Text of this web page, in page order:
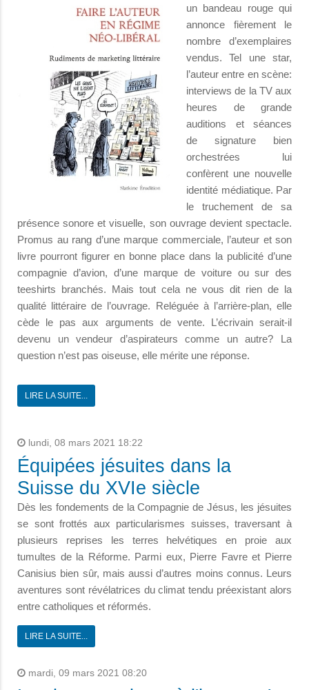
un bandeau rouge qui
annonce fièrement le
nombre d’exemplaires
vendus. Tel une star,
l’auteur entre en scène:
interviews de la TV aux
heures de grande
auditions et séances
de signature bien
orchestrées lui
confèrent une nouvelle
identité médiatique. Par
le truchement de sa
présence sonore et visuelle, son ouvrage devient spectacle.
Promus au rang d’une marque commerciale, l’auteur et son
livre pourront figurer en bonne place dans la publicité d’une
compagnie d’avion, d’une marque de voiture ou sur des
teeshirts branchés. Mais tout cela ne vous dit rien de la
qualité littéraire de l’ouvrage. Reléguée à l’arrière-plan, elle
cède le pas aux arguments de vente. L’écrivain serait-il
devenu un vendeur d’aspirateurs comme un autre? La
question n’est pas oiseuse, elle mérite une réponse.
LIRE LA SUITE...
lundi, 08 mars 2021 18:22
Équipées jésuites dans la
Suisse du XVIe siècle
Dès les fondements de la Compagnie de Jésus, les jésuites
se sont frottés aux particularismes suisses, traversant à
plusieurs reprises les terres helvétiques en proie aux
tumultes de la Réforme. Parmi eux, Pierre Favre et Pierre
Canisius bien sûr, mais aussi d’autres moins connus. Leurs
aventures sont révélatrices du climat tendu préexistant alors
entre catholiques et réformés.
LIRE LA SUITE...
mardi, 09 mars 2021 08:20